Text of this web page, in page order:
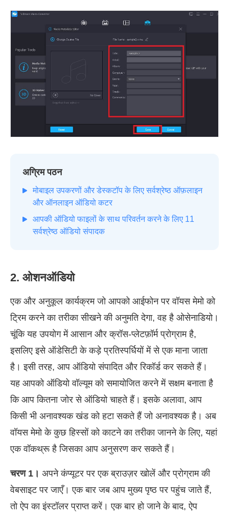
अग्रिम पठन
मोबाइल उपकरणों और डेस्कटॉप के लिए सर्वश्रेष्ठ ऑफ़लाइन
और ऑनलाइन ऑडियो कटर
आपकी ऑडियो फाइलों के साथ परिवर्तन करने के लिए 11
सर्वश्रेष्ठ ऑडियो संपादक
2. ओशनऑडियो
एक और अनुकूल कार्यक्रम जो आपको आईफोन पर वॉयस मेमो को
ट्रिम करने का तरीका सीखने की अनुमति देगा, वह है ओसेनाडियो।
चूंकि यह उपयोग में आसान और क्रॉस-प्लेटफ़ॉर्म प्रोग्राम है,
इसलिए इसे ऑडेसिटी के कड़े प्रतिस्पर्धियों में से एक माना जाता
है। इसी तरह, आप ऑडियो संपादित और रिकॉर्ड कर सकते हैं।
यह आपको ऑडियो वॉल्यूम को समायोजित करने में सक्षम बनाता है
कि आप कितना जोर से ऑडियो चाहते हैं। इसके अलावा, आप
किसी भी अनावश्यक खंड को हटा सकते हैं जो अनावश्यक है। अब
वॉयस मेमो के कुछ हिस्सों को काटने का तरीका जानने के लिए, यहां
एक वॉकथ्रू है जिसका आप अनुसरण कर सकते हैं।
चरण 1। अपने कंप्यूटर पर एक ब्राउज़र खोलें और प्रोग्राम की
वेबसाइट पर जाएँ। एक बार जब आप मुख्य पृष्ठ पर पहुंच जाते हैं,
तो ऐप का इंस्टॉलर प्राप्त करें। एक बार हो जाने के बाद, ऐप